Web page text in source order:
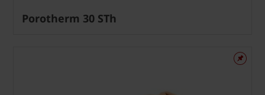
Porotherm 30 STh